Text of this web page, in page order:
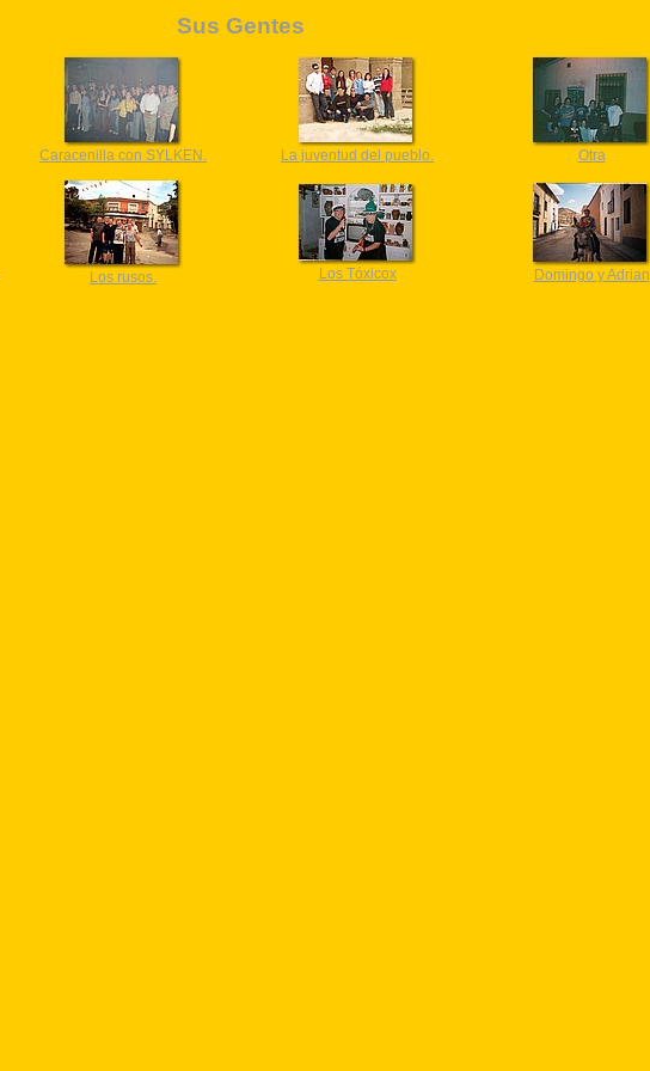
Sus Gentes
Caracenilla con SYLKEN. La juventud del pueblo. Otra
Los rusos. Los Tóxicox Domingo y Adrian